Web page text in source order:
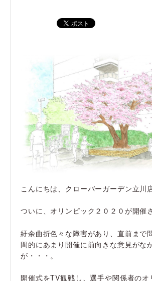
こんにちは、クローバーガーデン立川
ついに、オリンピック２０２０が開催
紆余曲折色々な障害があり、直前まで
間的にあまり開催に前向きな意見がな
が・・・。
開催式をTV観戦し、選手や関係者のオ